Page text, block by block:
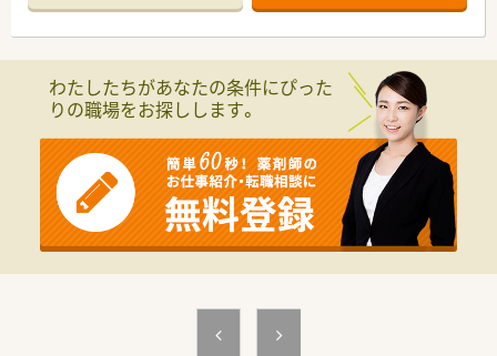
■午前のみ働きたい方
■扶養内勤務をお考えの方
などお気軽にお問い合わせください。
わたしたちがあなたの条件にぴった
りの職場をお探しします。